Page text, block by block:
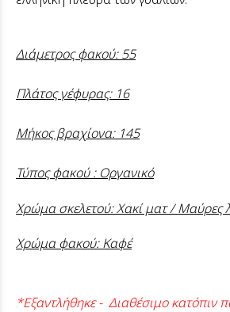
Διάμετρος φακού: 55
Πλάτος γέφυρας: 16
Μήκος βραχίονα: 145
Τύπος φακού : Οργανικό
Χρώμα σκελετού: Χακί ματ / Μαύρες
Χρώμα φακού: Καφέ
*Εξαντλήθηκε - Διαθέσιμο κατόπιν